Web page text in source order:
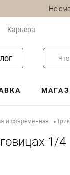
Не
Карьера
и современная •
1/4